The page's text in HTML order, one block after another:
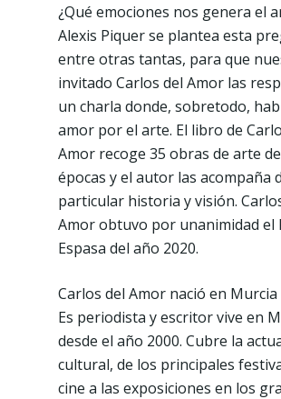
¿Qué emociones nos genera el
Alexis Piquer se plantea esta
entre otras tantas, para que
invitado Carlos del Amor las
un charla donde, sobretodo,
amor por el arte. El libro de
Amor recoge 35 obras de arte
épocas y el autor las acompaña
particular historia y visión.
Amor obtuvo por unanimidad el
Espasa del año 2020.
Carlos del Amor nació en Murcia
Es periodista y escritor vive en
desde el año 2000. Cubre la
cultural, de los principales
cine a las exposiciones en los